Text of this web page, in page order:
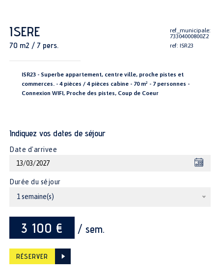
ISERE
70 m2 / 7 pers.
ref_municipale:
73304000800Z2
ref: ISR23
ISR23 - Superbe appartement, centre ville, proche pistes et
commerces. - 4 pièces / 4 pièces cabine - 70 m² - 7 personnes -
Connexion WIFI, Proche des pistes, Coup de Coeur
Indiquez vos dates de séjour
Date d'arrivee
Durée du séjour
1 semaine(s)
3 100 € / sem.
RÉSERVER